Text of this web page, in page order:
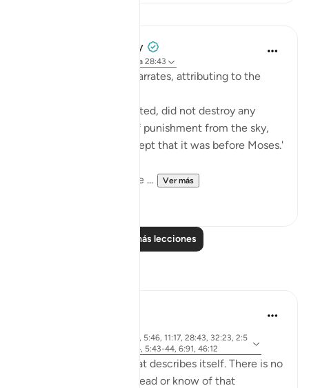
Prophetic Commentary
aleya 28:43
Abu Sa‘eed al-Khudri narrates, attributing to the
'Allah, Blessed and Exalted, did not destroy any
nation with any form of punishment from the sky,
nor from the earth, except that it was before Moses.'
And We gave Moses the ...
Ver más
Leer más lecciones
aleya 37:117, 7:145, 5:46, 11:17, 28:43, 32:23, 2:5
3, 40:53-54, 6:154, 5:43-44, 6:91, 46:12
The Qur'an is a book that describes itself. There is no
other book that I have read or know of that